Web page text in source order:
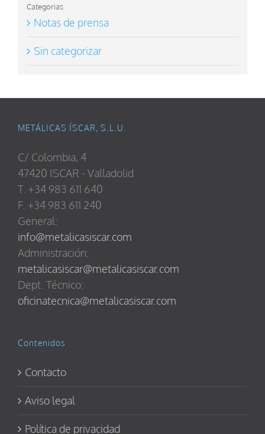
Categorias
Notas de prensa
Sin categorizar
METÁLICAS ÍSCAR, S.L.U.
C/ Colombia, 4
47420 ISCAR - Valladolid
T. +34 983 611 640
F. +34 983 611 240
General:
info@metalicasiscar.com
Administración:
metalicasiscar@metalicasiscar.com
Dept. Técnico:
oficinatecnica@metalicasiscar.com
Contenidos
Contacto
Aviso legal
Política de privacidad